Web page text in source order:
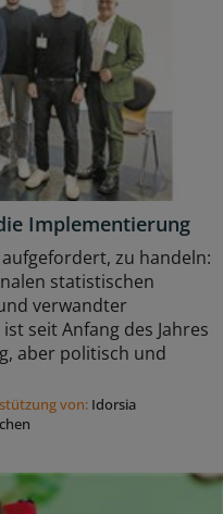
Implementierung
zu handeln:
statistischen
verwandter
seit Anfang des Jahres
aber politisch und
von: Idorsia